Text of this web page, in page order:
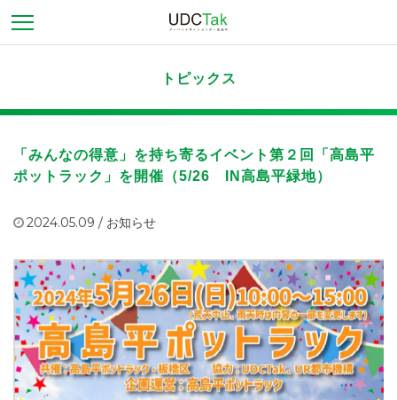
トピックス
「みんなの得意」を持ち寄るイベント第２回「高島平
ポットラック」を開催（5/26 IN高島平緑地）
2024.05.09 / お知らせ